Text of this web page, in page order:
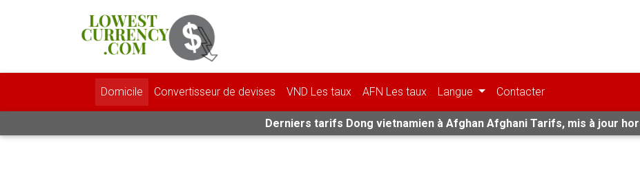
Domicile Convertisseur de devises VND Les taux AFN Les taux Langue Contacter
Derniers tarifs Dong vietnamien à Afghan Afghani Tarifs, mis à jour